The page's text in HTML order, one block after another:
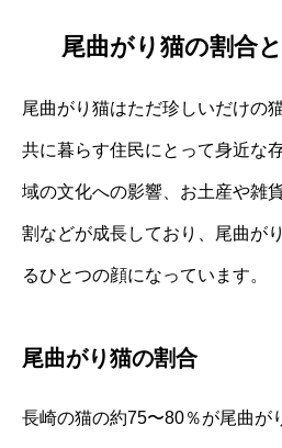
尾曲がり猫の割合
尾曲がり猫はただ珍しいだけの
共に暮らす住民にとって身近な
域の文化への影響、お土産や雑
割などが成長しており、尾曲が
るひとつの顔になっています。
尾曲がり猫の割合
長崎の猫の約75〜80％が尾曲が